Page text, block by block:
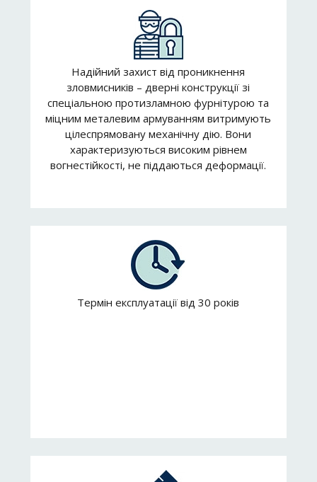
Надійний захист від проникнення
зловмисників – дверні конструкції зі
спеціальною протизламною фурнітурою та
міцним металевим армуванням витримують
цілеспрямовану механічну дію. Вони
характеризуються високим рівнем
вогнестійкості, не піддаються деформації.
Термін експлуатації від 30 років